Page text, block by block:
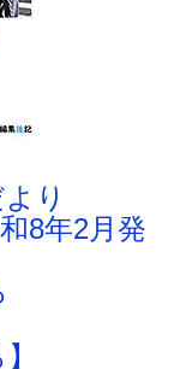
り
8年2月発